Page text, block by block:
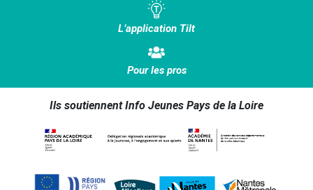
L’application Tilt
Pour les pros
Ils soutiennent Info Jeunes Pays de la Loire